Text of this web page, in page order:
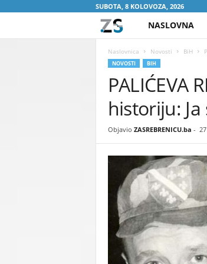
SUBOTA, 8 KOLOVOZA, 2026
A
S
E
B
E
N
I
NASLOVNA
Naslovnica Novosti BiH
NOVOSTI BIH
PALIĆEVA
historiju:
Objavio ZASREBRENICU.ba -